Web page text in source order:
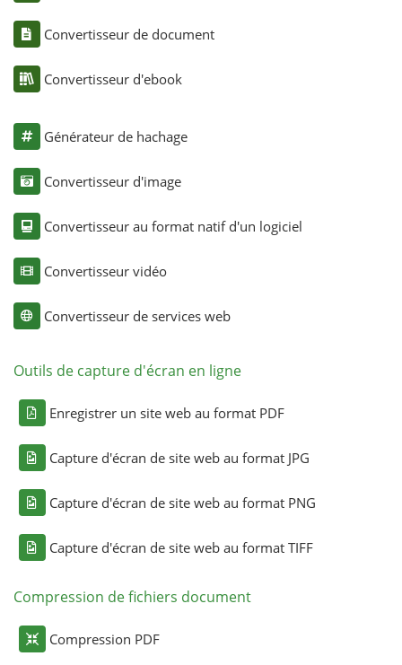
Convertisseur de document
Convertisseur d'ebook
Générateur de hachage
Convertisseur d'image
Convertisseur au format natif d'un logiciel
Convertisseur vidéo
Convertisseur de services web
Outils de capture d'écran en ligne
Enregistrer un site web au format PDF
Capture d'écran de site web au format JPG
Capture d'écran de site web au format PNG
Capture d'écran de site web au format TIFF
Compression de fichiers document
Compression PDF